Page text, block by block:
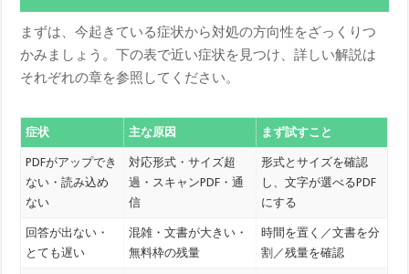
まずは、今起きている症状から対処の方向性をざっくりつ
かみましょう。下の表で近い症状を見つけ、詳しい解説は
それぞれの章を参照してください。
症状 主な原因 まず試すこと
PDFがアップでき
ない・読み込め
ない
対応形式・サイズ超
過・スキャンPDF・通
信
形式とサイズを確認
し、文字が選べるPDF
にする
回答が出ない・
とても遅い
混雑・文書が大きい・
無料枠の残量
時間を置く／文書を分
割／残量を確認